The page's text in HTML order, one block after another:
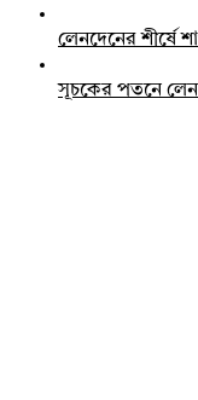
লেনদেনের শীর্ষে
সূচকের পতনে